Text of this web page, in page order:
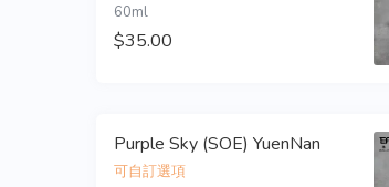
60ml
$35.00
Purple Sky (SOE) YuenNan
可自訂選項